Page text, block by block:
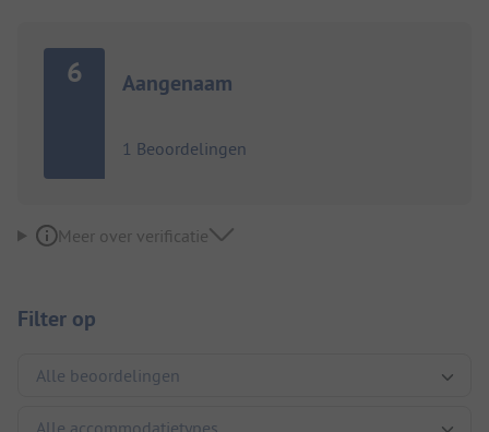
6 Aangenaam
1 Beoordelingen
Meer over verificatie
Filter op